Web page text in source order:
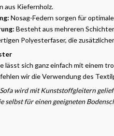
aus Kiefernholz.
Nosag-Federn sorgen für
Besteht aus mehreren
Polyesterfaser, die
lässt sich ganz einfach mit einem
wir die Verwendung des
wird mit Kunststoffgleitern
selbst für einen geeigneten